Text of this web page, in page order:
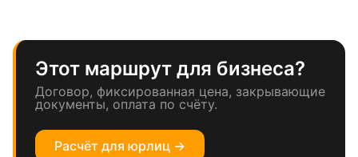
Этот маршрут для бизнеса?
Договор, фиксированная цена, закрывающие
документы, оплата по счёту.
Расчёт для юрлиц →